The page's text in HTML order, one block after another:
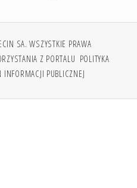
SA. WSZYSTKIE PRAWA
Z PORTALU POLITYKA
INFORMACJI PUBLICZNEJ